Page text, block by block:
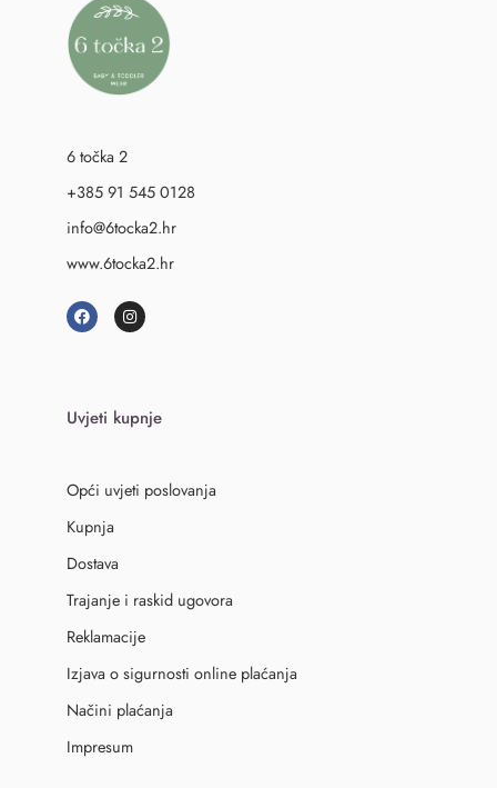
6 točka 2
+385 91 545 0128
info@6tocka2.hr
www.6tocka2.hr
Uvjeti kupnje
Opći uvjeti poslovanja
Kupnja
Dostava
Trajanje i raskid ugovora
Reklamacije
Izjava o sigurnosti online plaćanja
Načini plaćanja
Impresum